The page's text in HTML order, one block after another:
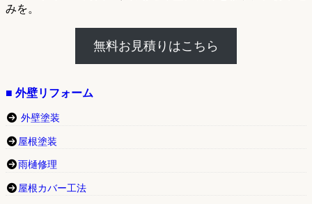
みを。
無料お見積りはこちら
■ 外壁リフォーム
外壁塗装
屋根塗装
雨樋修理
屋根カバー工法